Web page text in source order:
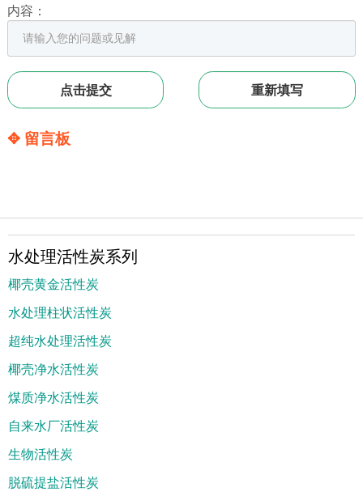
内容：
✥ 留言板
水处理活性炭系列
椰壳黄金活性炭
水处理柱状活性炭
超纯水处理活性炭
椰壳净水活性炭
煤质净水活性炭
自来水厂活性炭
生物活性炭
脱硫提盐活性炭